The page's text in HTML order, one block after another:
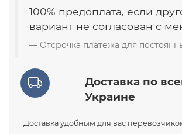
100% предоплата, если
вариант не согласован с
Отсрочка платежа для
Доставка по
Украине
Доставка удобным для вас